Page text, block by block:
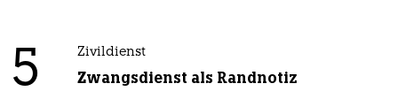
5 Zivildienst
Zwangsdienst als Randnotiz